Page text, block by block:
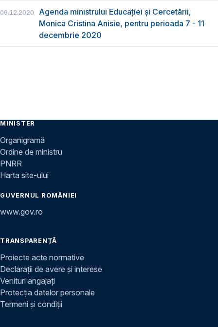
09.12.2020
Agenda ministrului Educației și Cercetării,
Monica Cristina Anisie, pentru perioada 7 - 11
decembrie 2020
MINISTER
Organigramă
Ordine de ministru
PNRR
Harta site-ului
GUVERNUL ROMÂNIEI
www.gov.ro
TRANSPARENȚĂ
Proiecte acte normative
Declarații de avere și interese
Venituri angajați
Protecția datelor personale
Termeni și condiții